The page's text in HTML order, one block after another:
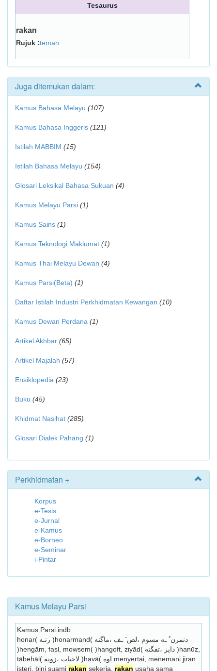
Tesaurus
rakan
Rujuk :teman
Juga ditemukan dalam:
Kamus Bahasa Melayu (107)
Kamus Bahasa Inggeris (121)
Istilah MABBIM (15)
Istilah Bahasa Melayu (154)
Glosari Leksikal Bahasa Sukuan (4)
Kamus Melayu Parsi (1)
Kamus Sains (1)
Kamus Teknologi Maklumat (1)
Kamus Thai Melayu Dewan (4)
Kamus Parsi(Beta) (1)
Daftar Istilah Industri Perkhidmatan Kewangan (10)
Kamus Dewan Perdana (1)
Artikel Akhbar (65)
Artikel Majalah (57)
Ensiklopedia (23)
Buku (45)
Khidmat Nasihat (285)
Glosari Dialek Pahang (1)
Perkhidmatan +
Korpus
e-Tesis
e-Jurnal
e-Kamus
e-Borneo
e-Seminar
i-Pintar
Kamus Melayu Parsi
Kamus Parsi.indb
honar( رنـه )honarmand( دنمرن ُ ـه مسوم ،لص َ ـف ،ماگنه
)hengām, faṣl, mowsem( )hangoft, ziyād( دايز ،تفگنه )hanūz,
tābeḥāl( لاحبات ،زونه )havā( اوه menyertai, menemani jiran
isteri, bini suami rakan sekerja, rakan usaha sama